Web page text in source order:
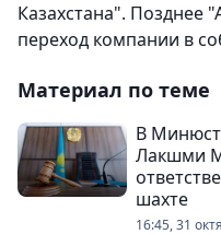
Казахстана". Позднее
переход компании в
Материал по теме
В
Лакшми
шахте
16:45, 31